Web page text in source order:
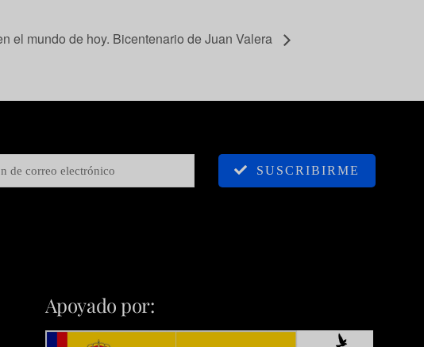
el mundo de hoy. Bicentenario de Juan Valera
SUSCRIBIRME
Apoyado por: